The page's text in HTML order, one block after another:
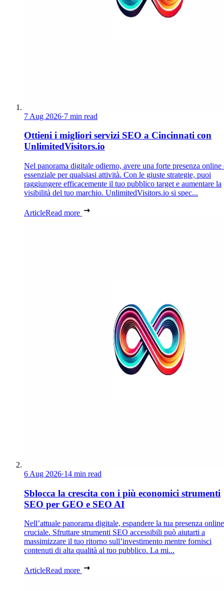
7 Aug 2026·7 min read
Ottieni i migliori servizi SEO a Cincinnati con
UnlimitedVisitors.io
Nel panorama digitale odierno, avere una forte presenza online
essenziale per qualsiasi attività. Con le giuste strategie, puoi
raggiungere efficacemente il tuo pubblico target e aumentare la
visibilità del tuo marchio. UnlimitedVisitors.io si spec...
ArticleRead more
6 Aug 2026·14 min read
Sblocca la crescita con i più economici strumenti
SEO per GEO e SEO AI
Nell’attuale panorama digitale, espandere la tua presenza
cruciale. Sfruttare strumenti SEO accessibili può aiutarti a
massimizzare il tuo ritorno sull’investimento mentre fornisci
contenuti di alta qualità al tuo pubblico. La mi...
ArticleRead more